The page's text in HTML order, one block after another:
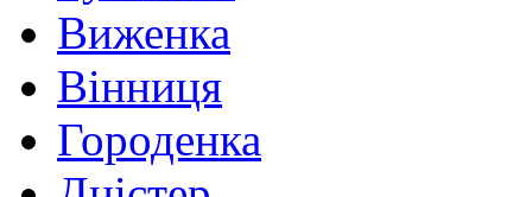
Виженка
Вінниця
Городенка